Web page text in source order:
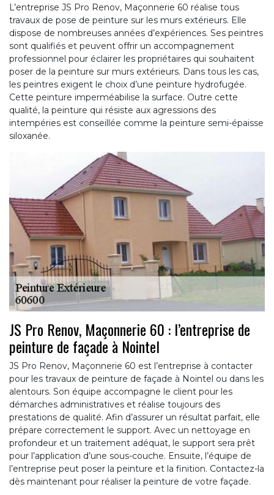
L’entreprise JS Pro Renov, Maçonnerie 60 réalise tous
travaux de pose de peinture sur les murs extérieurs. Elle
dispose de nombreuses années d’expériences. Ses peintres
sont qualifiés et peuvent offrir un accompagnement
professionnel pour éclairer les propriétaires qui souhaitent
poser de la peinture sur murs extérieurs. Dans tous les cas,
les peintres exigent le choix d’une peinture hydrofugée.
Cette peinture imperméabilise la surface. Outre cette
qualité, la peinture qui résiste aux agressions des
intempéries est conseillée comme la peinture semi-épaisse
siloxanée.
JS Pro Renov, Maçonnerie 60 : l’entreprise de
peinture de façade à Nointel
JS Pro Renov, Maçonnerie 60 est l’entreprise à contacter
pour les travaux de peinture de façade à Nointel ou dans les
alentours. Son équipe accompagne le client pour les
démarches administratives et réalise toujours des
prestations de qualité. Afin d’assurer un résultat parfait, elle
prépare correctement le support. Avec un nettoyage en
profondeur et un traitement adéquat, le support sera prêt
pour l’application d’une sous-couche. Ensuite, l’équipe de
l’entreprise peut poser la peinture et la finition. Contactez-la
dès maintenant pour réaliser la peinture de votre façade.